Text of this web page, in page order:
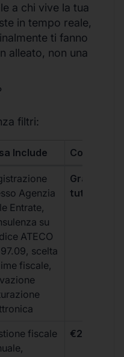
a chi vive la tua
in tempo reale,
ti fanno
alleato, non una
filtri:
Include Costo
Agenzia
Entrate,
su
ATECO
scelta
fiscale,
Gratis,
tutti i piani
fiscale
€264 +